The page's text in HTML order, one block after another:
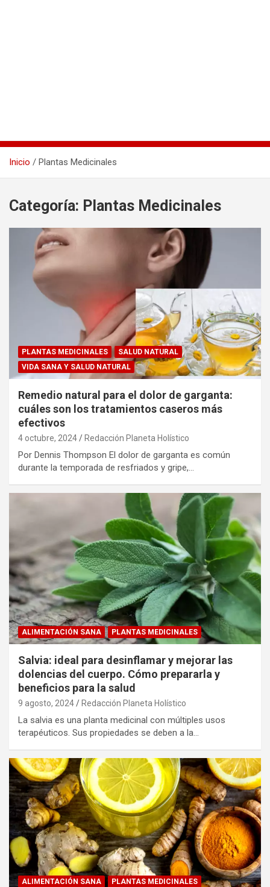
Inicio Plantas Medicinales
Categoría: Plantas Medicinales
PLANTAS MEDICINALES
SALUD NATURAL
VIDA SANA Y SALUD NATURAL
Remedio natural para el dolor de garganta:
cuáles son los tratamientos caseros más
efectivos
4 octubre, 2024 Redacción Planeta Holístico
Por Dennis Thompson El dolor de garganta es común
durante la temporada de resfriados y gripe,…
ALIMENTACIÓN SANA PLANTAS MEDICINALES
Salvia: ideal para desinflamar y mejorar las
dolencias del cuerpo. Cómo prepararla y
beneficios para la salud
9 agosto, 2024 Redacción Planeta Holístico
La salvia es una planta medicinal con múltiples usos
terapéuticos. Sus propiedades se deben a la…
ALIMENTACIÓN SANA
PLANTAS MEDICINALES